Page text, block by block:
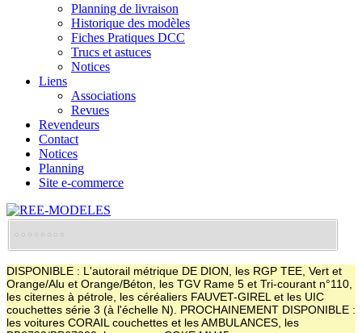
Planning de livraison
Historique des modèles
Fiches Pratiques DCC
Trucs et astuces
Notices
Liens
Associations
Revues
Revendeurs
Contact
Notices
Planning
Site e-commerce
DISPONIBLE : L'autorail métrique DE DION, les RGP TEE, Vert et
Orange/Alu et Orange/Béton, les TGV Rame 5 et Tri-courant n°110,
les citernes à pétrole, les céréaliers FAUVET-GIREL et les UIC
couchettes série 3 (à l'échelle N). PROCHAINEMENT DISPONIBLE :
les voitures CORAIL couchettes et les AMBULANCES, les